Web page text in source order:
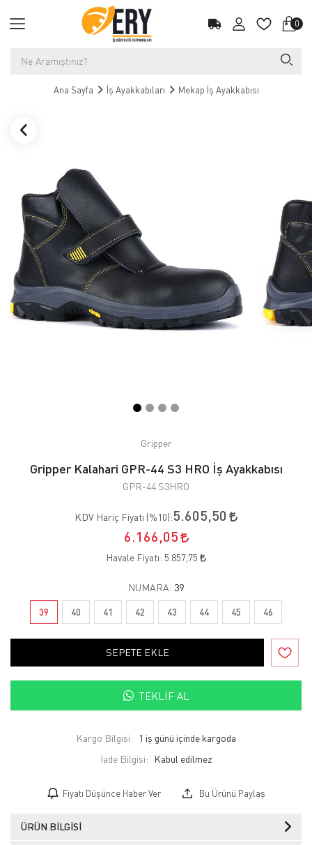
0
Ana Sayfa İş Ayakkabıları Mekap İş Ayakkabısı
Gripper
Gripper Kalahari GPR-44 S3 HRO İş Ayakkabısı
GPR-44 S3HRO
KDV Hariç Fiyatı (%10):5.605,50
6.166,05
Havale Fiyatı: 5.857,75
NUMARA: 39
39 40 41 42 43 44 45 46
SEPETE EKLE
TEKLIF AL
Kargo Bilgisi:
1 iş günü içinde kargoda
İade Bilgisi:
Fiyatı Düşünce Haber Ver Bu Ürünü Paylaş
ÜRÜN BILGISI